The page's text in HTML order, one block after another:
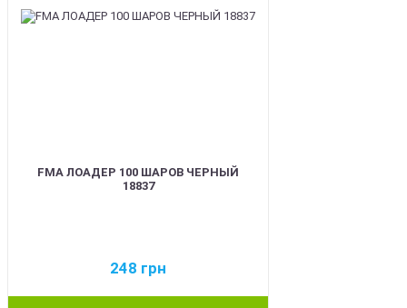
FMA ЛОАДЕР 100 ШАРОВ ЧЕРНЫЙ
18837
248 грн